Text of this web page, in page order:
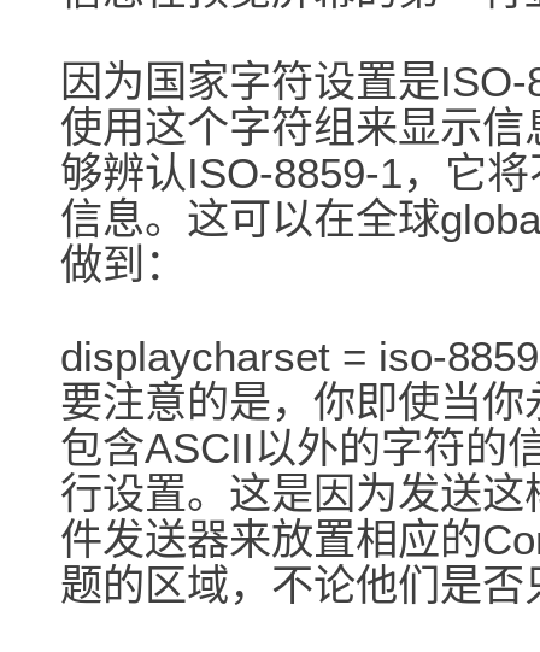
因为国家字符设置是
使用这个字符组来显示
够辨认ISO-8859-1，它
信息。这可以在全球
做到：
displaycharset = iso-
要注意的是，你即使当
包含ASCII以外的字符的
行设置。这是因为发送
件发送器来放置相应的
题的区域，不论他们是